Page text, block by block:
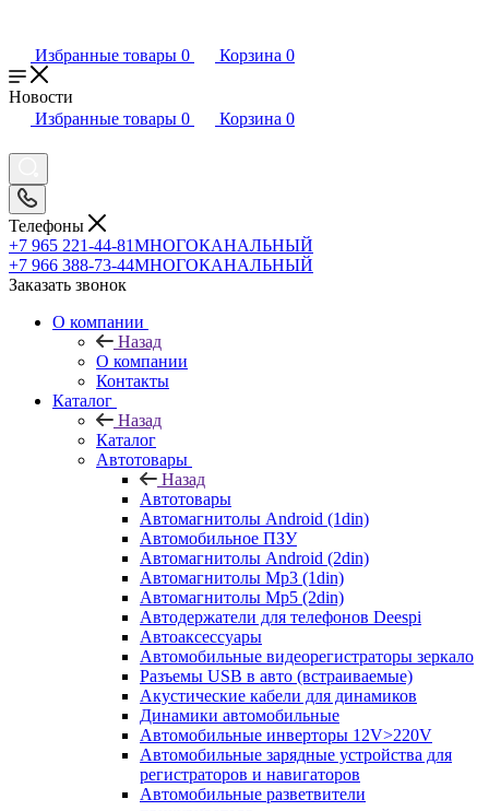
Избранные товары 0 Корзина 0
Новости
Избранные товары 0 Корзина 0
Телефоны
+7 965 221-44-81МНОГОКАНАЛЬНЫЙ
+7 966 388-73-44МНОГОКАНАЛЬНЫЙ
Заказать звонок
О компании
Назад
О компании
Контакты
Каталог
Назад
Каталог
Автотовары
Назад
Автотовары
Автомагнитолы Android (1din)
Автомобильное ПЗУ
Автомагнитолы Android (2din)
Автомагнитолы Mp3 (1din)
Автомагнитолы Mp5 (2din)
Автодержатели для телефонов Deespi
Автоаксессуары
Автомобильные видеорегистраторы зеркало
Разъемы USB в авто (встраиваемые)
Акустические кабели для динамиков
Динамики автомобильные
Автомобильные инверторы 12V>220V
Автомобильные зарядные устройства для
регистраторов и навигаторов
Автомобильные разветвители